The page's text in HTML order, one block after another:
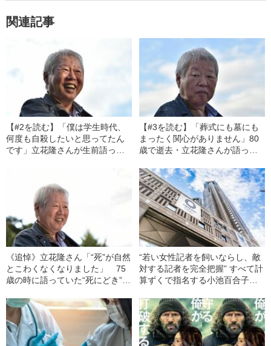
関連記事
【#2を読む】「僕は学生時代、
何度も自殺したいと思ってたん
です」立花隆さんが生前語って
【#3を読む】「葬式にも墓にも
まったく関心がありません」80
歳で逝去・立花隆さんが語って
《追悼》立花隆さん「“死”が自然
とこわくなくなりました」 75
歳の時に語っていた“死にどき”を
“若い女性記者を飼いならし、敵
対する記者を完全把握” すべて計
算ずくで指名する小池百合子流